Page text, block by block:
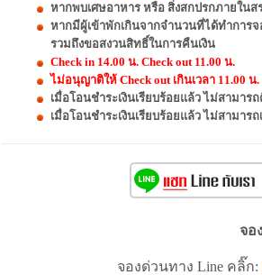
หากพบเศษอาหาร หรือ สิ่งสกปรกภายในส
หากมีผู้เข้าพักเกินจากจำนวนที่ได้ทำการ
รวมถึงขอสงวนสิทธิ์ในการคืนเงิน
Check in 14.00 น. Check out 11.00 น.
ไม่อนุญาติให้ Check out เกินเวลา 11.00 น.
เมื่อโอนชำระเงินเรียบร้อยแล้ว ไม่สามาร
เมื่อโอนชำระเงินเรียบร้อยแล้ว ไม่สามาร
จอ
จองด่วนทาง Line คลิ๊ก: